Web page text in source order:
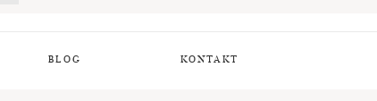
BLOG KONTAKT